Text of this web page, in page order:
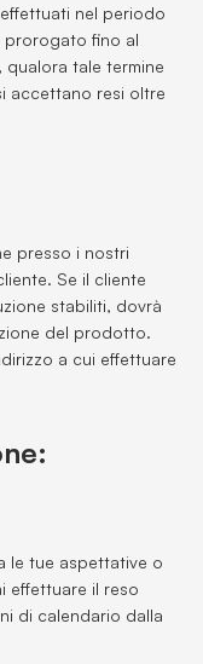
nel periodo
prorogato fino al
tale termine
accettano resi oltre
presso i nostri
Se il cliente
stabiliti, dovrà
del prodotto.
a cui effettuare
le tue aspettative o
effettuare il reso
di calendario dalla